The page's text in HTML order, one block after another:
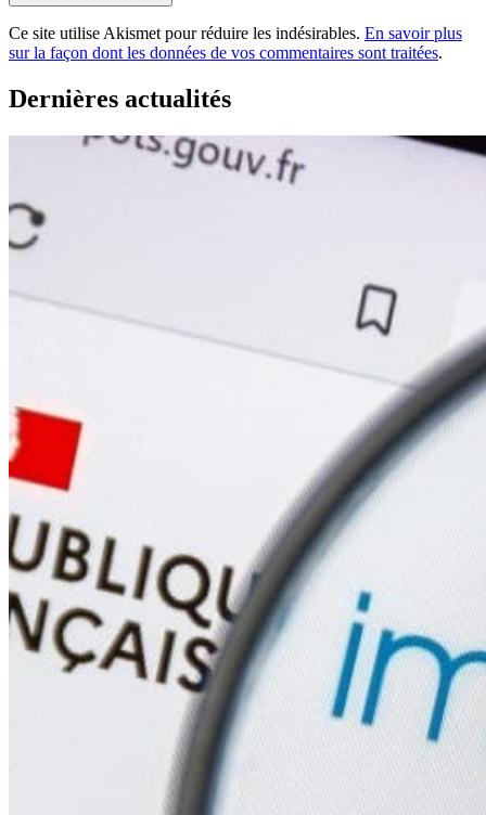
Ce site utilise Akismet pour réduire les indésirables. En savoir plus
sur la façon dont les données de vos commentaires sont traitées.
Dernières actualités